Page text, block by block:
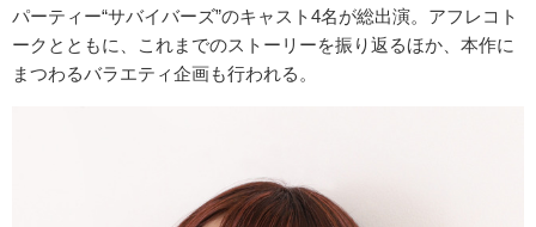
パーティー“サバイバーズ”のキャスト4名が総出演。アフレコト
ークとともに、これまでのストーリーを振り返るほか、本作に
まつわるバラエティ企画も行われる。